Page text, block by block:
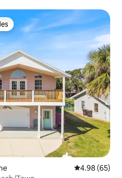
entre huéspedes
Calificación
4.98 (65)